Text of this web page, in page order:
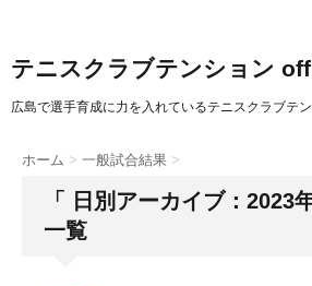
テニスクラブテンション
広島で選手育成に力を入れているテニスクラブテ
ホーム > 一般試合結果 >
「 日別アーカイブ：2023
一覧